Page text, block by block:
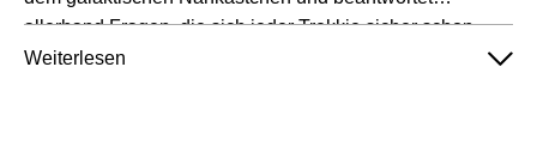
allerhand Fragen, die sich jeder Trekkie sicher schon
einmal gestellt hat. Wussten Sie etwa, dass Star Trek
Weiterlesen